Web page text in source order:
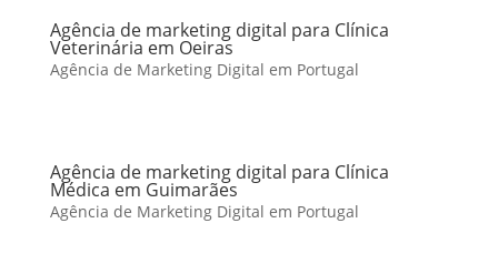
Agência de marketing digital para Clínica
Veterinária em Oeiras
Agência de Marketing Digital em Portugal
Agência de marketing digital para Clínica
Médica em Guimarães
Agência de Marketing Digital em Portugal